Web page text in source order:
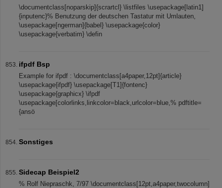
\documentclass[noparskip]{scrartcl} \listfiles \usepackage[latin1]
{inputenc}% Benutzung der deutschen Tastatur mit Umlauten,
\usepackage[ngerman]{babel} \usepackage{color}
\usepackage{verbatim} \defin
ifpdf Bsp
Example for ifpdf : \documentclass[a4paper,12pt]{article}
\usepackage{ifpdf} \usepackage[T1]{fontenc}
\usepackage{graphicx} \ifpdf
\usepackage[colorlinks,linkcolor=black,urlcolor=blue,% pdftitle=
{ansö
Sonstiges
Sidecap Beispiel2
% Rolf Niepraschk, 7/97 \documentclass[12pt,a4paper,twocolumn]